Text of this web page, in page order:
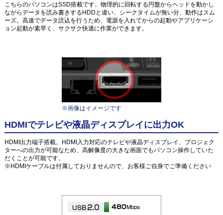
こちらのパソコンはSSD搭載です。物理的に回転する円盤からヘッドを動かし
ながらデータを読み書きするHDDと違い、シークタイムが無い分、動作はスム
ーズ。高速でデータ読込を行うため、電源を入れてからの起動やアプリケーシ
ョン起動が素早く、サクサク快適に作業ができます。
※画像はイメージです
HDMIでテレビや液晶ディスプレイに出力OK
HDMI出力端子搭載。HDMI入力対応のテレビや液晶ディスプレイ、プロジェク
ターへの出力が可能なため、高解像度の大きな画面でもパソコン操作していた
だくことが可能です。
※HDMIケーブルは付属しておりませんので、お客様ご自身でご準備ください